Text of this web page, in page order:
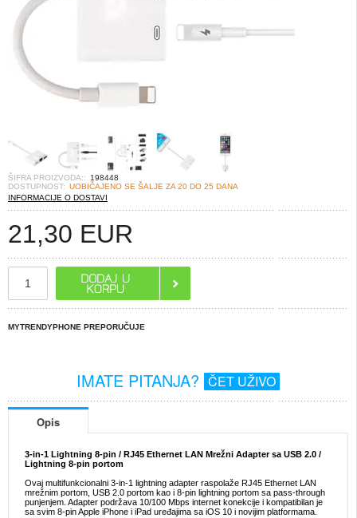
ŠIFRA PROIZVODA::
198448
DOSTUPNOST: UOBIČAJENO SE ŠALJE ZA 20 DO 25 DANA
INFORMACIJE O DOSTAVI
21,30 EUR
MYTRENDYPHONE PREPORUČUJE
IMATE PITANJA? ČET UŽIVO
Opis
3-in-1 Lightning 8-pin / RJ45 Ethernet LAN Mrežni Adapter sa USB 2.0 /
Lightning 8-pin portom
Ovaj multifunkcionalni 3-in-1 lightning adapter raspolaže RJ45 Ethernet LAN
mrežnim portom, USB 2.0 portom kao i 8-pin lightning portom sa pass-through
punjenjem. Adapter podržava 10/100 Mbps internet konekcije i kompatibilan je
sa svim 8-pin Apple iPhone i iPad uređajima sa iOS 10 i novijim platformama.